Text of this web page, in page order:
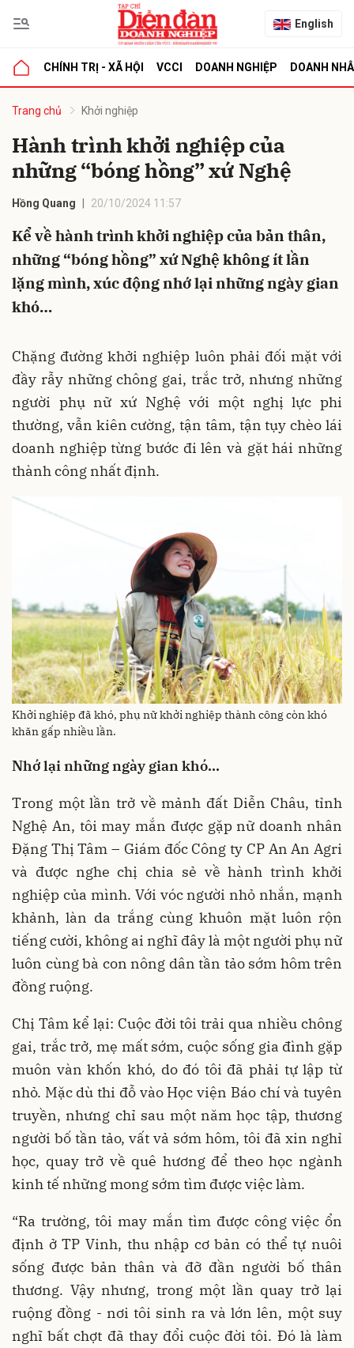
English
CHÍNH TRỊ - XÃ HỘI VCCI DOANH NGHIỆP DOANH
Trang chủ Khởi nghiệp
Hành trình khởi nghiệp của
những “bóng hồng” xứ Nghệ
Hồng Quang 20/10/2024 11:57
Kể về hành trình khởi nghiệp của bản thân,
những “bóng hồng” xứ Nghệ không ít lần
lặng mình, xúc động nhớ lại những ngày gian
khó…
Chặng đường khởi nghiệp luôn phải đối mặt với
đầy rẫy những chông gai, trắc trở, nhưng những
người phụ nữ xứ Nghệ với một nghị lực phi
thường, vẫn kiên cường, tận tâm, tận tụy chèo lái
doanh nghiệp từng bước đi lên và gặt hái những
thành công nhất định.
Khởi nghiệp đã khó, phụ nữ khởi nghiệp thành công còn khó
khăn gấp nhiều lần.
Nhớ lại những ngày gian khó…
Trong một lần trở về mảnh đất Diễn Châu, tỉnh
Nghệ An, tôi may mắn được gặp nữ doanh nhân
Đặng Thị Tâm – Giám đốc Công ty CP An An Agri
và được nghe chị chia sẻ về hành trình khởi
nghiệp của mình. Với vóc người nhỏ nhắn, mạnh
khảnh, làn da trắng cùng khuôn mặt luôn rộn
tiếng cười, không ai nghĩ đây là một người phụ nữ
luôn cùng bà con nông dân tần tảo sớm hôm trên
đồng ruộng.
Chị Tâm kể lại: Cuộc đời tôi trải qua nhiều chông
gai, trắc trở, mẹ mất sớm, cuộc sống gia đình gặp
muôn vàn khốn khó, do đó tôi đã phải tự lập từ
nhỏ. Mặc dù thi đỗ vào Học viện Báo chí và tuyên
truyền, nhưng chỉ sau một năm học tập, thương
người bố tần tảo, vất vả sớm hôm, tôi đã xin nghỉ
học, quay trở về quê hương để theo học ngành
kinh tế những mong sớm tìm được việc làm.
“Ra trường, tôi may mắn tìm được công việc ổn
định ở TP Vinh, thu nhập cơ bản có thể tự nuôi
sống được bản thân và đỡ đần người bố thân
thương. Vậy nhưng, trong một lần quay trở lại
ruộng đồng - nơi tôi sinh ra và lớn lên, một suy
nghĩ bất chợt đã thay đổi cuộc đời tôi. Đó là làm
luận
Hủy